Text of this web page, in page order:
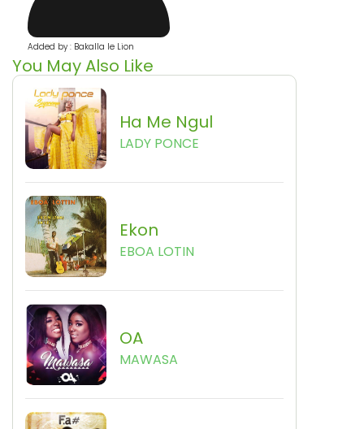
Added by : Bakalla le Lion
You May Also Like
Ha Me Ngul
LADY PONCE
Ekon
EBOA LOTIN
OA
MAWASA